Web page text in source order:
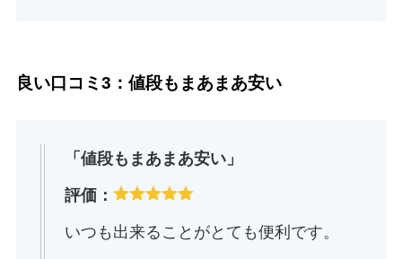
良い口コミ3：値段もまあまあ安い
「値段もまあまあ安い」
評価：
いつも出来ることがとても便利です。